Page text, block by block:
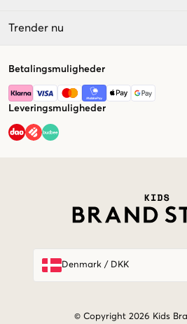
Trender nu
Betalingsmuligheder
Leveringsmuligheder
Denmark/ DKK
© Copyright 2026 Kids